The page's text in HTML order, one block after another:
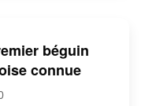
béguin
connue